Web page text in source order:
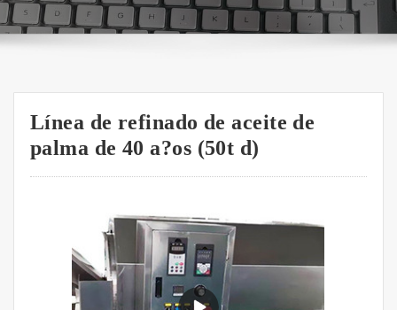
Línea de refinado de aceite de
palma de 40 a?os (50t d)